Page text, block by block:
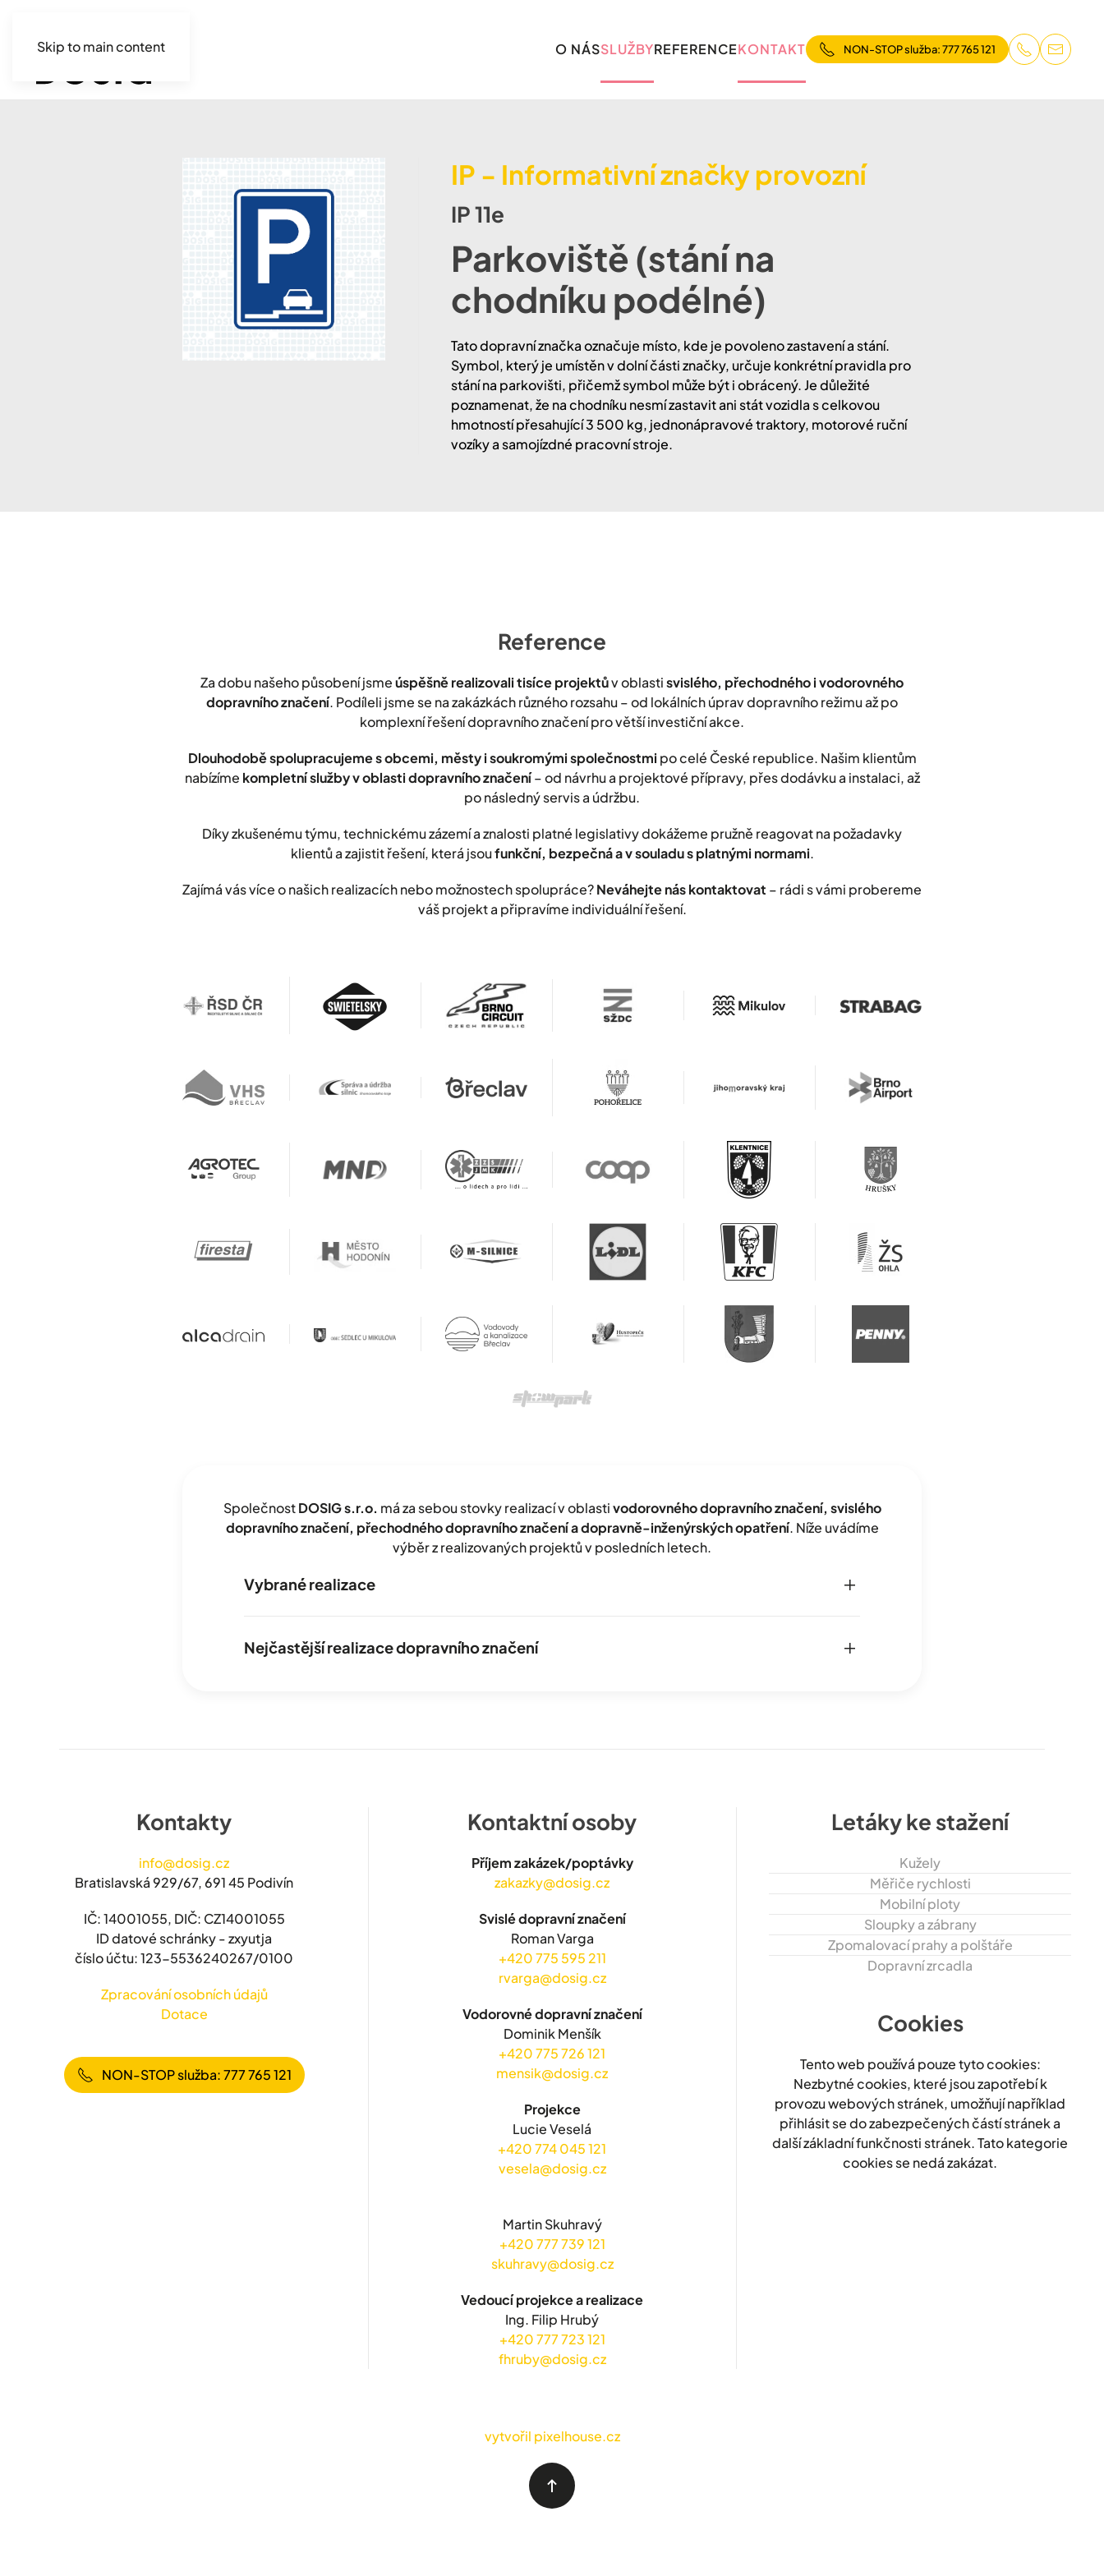
Skip to main content O NÁSSLUŽBYREFERENCEKONTAKT NON-STOP služba: 777 765 121
IP - Informativní značky provozní
IP 11e
Parkoviště (stání na
chodníku podélné)
Tato dopravní značka označuje místo, kde je povoleno zastavení a stání.
Symbol, který je umístěn v dolní části značky, určuje konkrétní pravidla pro
stání na parkovišti, přičemž symbol může být i obrácený. Je důležité
poznamenat, že na chodníku nesmí zastavit ani stát vozidla s celkovou
hmotností přesahující 3 500 kg, jednonápravové traktory, motorové ruční
vozíky a samojízdné pracovní stroje.
Reference
Za dobu našeho působení jsmeúspěšně realizovali tisíce projektův oblastisvislého, přechodného i vodorovného
dopravního značení. Podíleli jsme se na zakázkách různého rozsahu – od lokálních úprav dopravního režimu až po
komplexní řešení dopravního značení pro větší investiční akce.
Dlouhodobě spolupracujeme s obcemi, městy i soukromými společnostmi po celé České republice. Našim klientům
nabízíme kompletní služby v oblasti dopravního značení– od návrhu a projektové přípravy, přes dodávku a instalaci, až
po následný servis a údržbu.
Díky zkušenému týmu, technickému zázemí a znalosti platné legislativy dokážeme pružně reagovat na požadavky
klientů a zajistit řešení, která jsoufunkční, bezpečná a v souladu s platnými normami.
Zajímá vás více o našich realizacích nebo možnostech spolupráce?Neváhejte nás kontaktovat – rádi s vámi probereme
váš projekt a připravíme individuální řešení.
SpolečnostDOSIG s.r.o. má za sebou stovky realizací v oblastivodorovného dopravního značení, svislého
dopravního značení, přechodného dopravního značení a dopravně-inženýrských opatření. Níže uvádíme
výběr z realizovaných projektů v posledních letech.
Vybrané realizace
Nejčastější realizace dopravního značení
Kontakty
info@dosig.cz
Bratislavská 929/67, 691 45 Podivín
IČ: 14001055, DIČ: CZ14001055
ID datové schránky - zxyutja
číslo účtu: 123-5536240267/0100
Zpracování osobních údajů
Dotace
NON-STOP služba: 777 765 121
Kontaktní osoby
Příjem zakázek/poptávky
zakazky@dosig.cz
Svislé dopravní značení
Roman Varga
+420 775 595 211
rvarga@dosig.cz
Vodorovné dopravní značení
Dominik Menšík
+420 775 726 121
mensik@dosig.cz
Projekce
Lucie Veselá
+420 774 045 121
vesela@dosig.cz
Martin Skuhravý
+420 777 739 121
skuhravy@dosig.cz
Vedoucí projekce a realizace
Ing. Filip Hrubý
+420 777 723 121
fhruby@dosig.cz
Letáky ke stažení
Kužely
Měřiče rychlosti
Mobilní ploty
Sloupky a zábrany
Zpomalovací prahy a polštáře
Dopravní zrcadla
Cookies
Tento web používá pouze tyto cookies:
Nezbytné cookies, které jsou zapotřebí k
provozu webových stránek, umožňují například
přihlásit se do zabezpečených částí stránek a
další základní funkčnosti stránek. Tato kategorie
cookies se nedá zakázat.
vytvořil pixelhouse.cz